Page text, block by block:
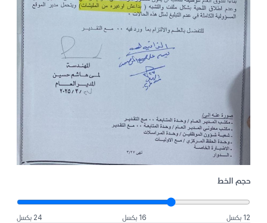
حجم الخط
12 بكسل 16 بكسل 24 بكسل